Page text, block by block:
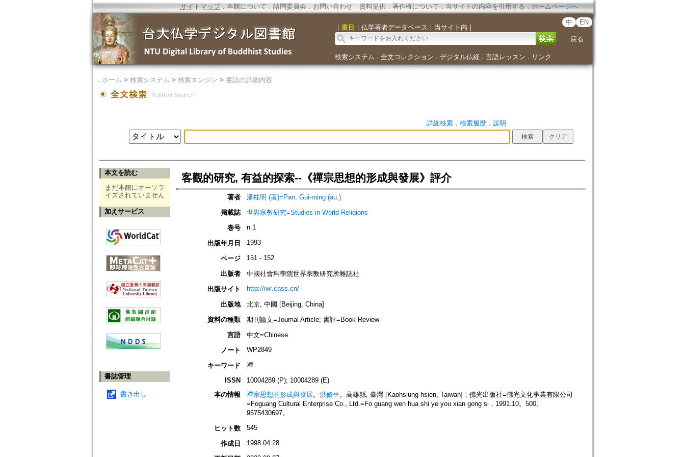
サイトマップ．本館について ． 諮問委員会． お問い合わせ． 資料提供． 著作権について．当サイトの内容を引用する ． ホームページへ
｜ 書目 ｜ 仏学著者データベース ｜ 当サイト内 ｜
中 EN
戻る
検索システム ． 全文コレクション ． デジタル仏経． 言語レッスン ． リンク
． ホーム > 検索システム > 検索エンジン > 書誌の詳細内容
詳細検索． 検索履歴． 説明
本文を読む
まだ本館にオーソラ
イズされていません
加えサービス
書誌管理
書き出し
客觀的研究, 有益的探索--《禪宗思想的形成與發展》評介
著者
潘桂明 (著)=Pan, Gui-ming (au.)
掲載誌
世界宗教研究=Studies in World Religions
巻号
n.1
出版年月日 1993
ページ 151 - 152
出版者
中國社會科學院世界宗教研究所雜誌社
出版サイト
http://iwr.cass.cn/
出版地
北京, 中國 [Beijing, China]
資料の種類
期刊論文=Journal Article; 書評=Book Review
言語
中文=Chinese
ノート
WP2849
キーワード
禪
ISSN
10004289 (P); 10004289 (E)
本の情報
禪宗思想的形成與發展。 洪修平。高雄縣, 臺灣 [Kaohsiung hsien, Taiwan]：佛光出版社=佛光文化事業有限公司
=Foguang Cultural Enterprise Co., Ltd.=Fo guang wen hua shi ye you xian gong si，1991.10。500。
9575430697。
ヒット数
545
作成日 1998.04.28